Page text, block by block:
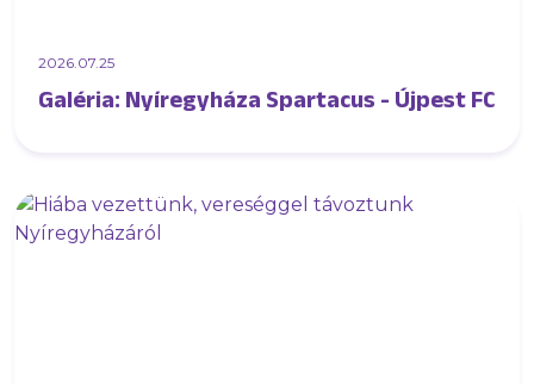
2026.07.25
Galéria: Nyíregyháza Spartacus - Újpest FC